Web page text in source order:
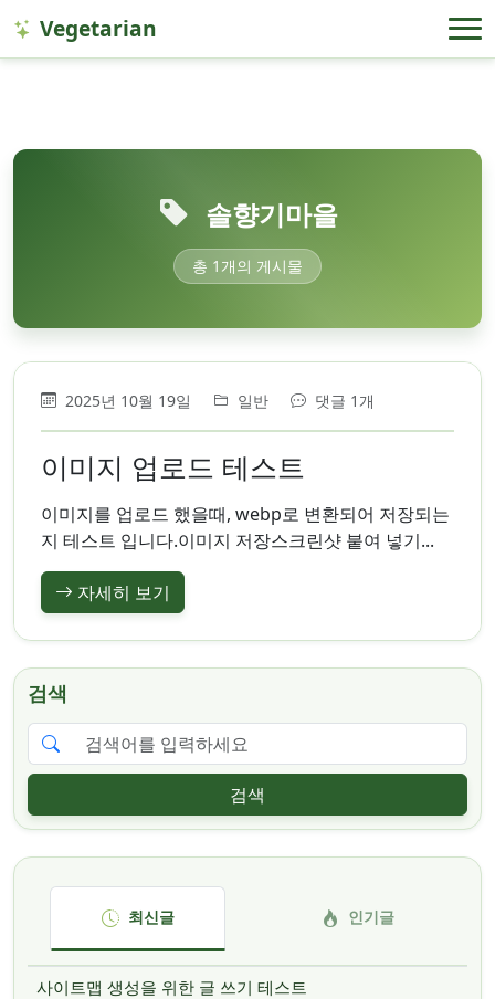
Vegetarian
솔향기마을
총 1개의 게시물
2025년 10월 19일 일반 댓글 1개
이미지 업로드 테스트
이미지를 업로드 했을때, webp로 변환되어 저장되는
지 테스트 입니다.이미지 저장스크린샷 붙여 넣기...
자세히 보기
검색
검색
최신글 인기글
사이트맵 생성을 위한 글 쓰기 테스트